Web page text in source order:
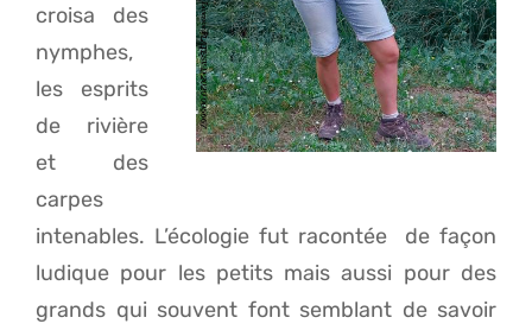
croisa des
nymphes,
les esprits
de rivière
et des
carpes
intenables. L’écologie fut racontée de façon
ludique pour les petits mais aussi pour des
grands qui souvent font semblant de savoir